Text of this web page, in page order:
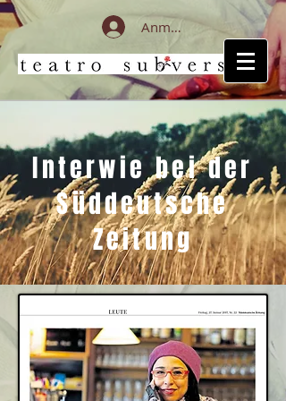
Anmelden
Interwie bei der
Süddeutsche
Zeitung